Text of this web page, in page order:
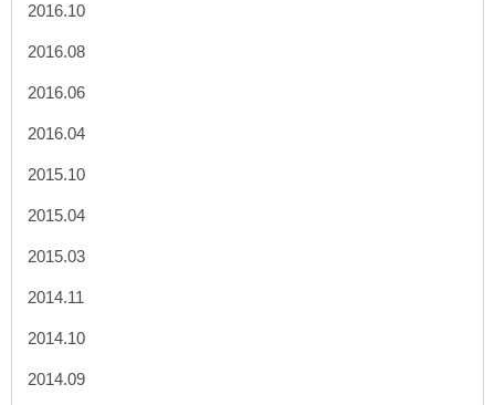
2016.10
2016.08
2016.06
2016.04
2015.10
2015.04
2015.03
2014.11
2014.10
2014.09